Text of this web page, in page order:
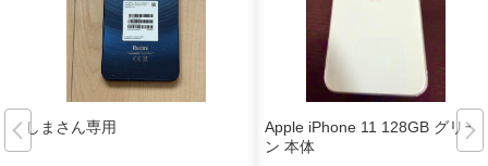
しまさん専用
Apple iPhone 11 128GB グリー
ン 本体